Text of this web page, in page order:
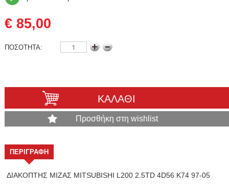
€ 85,00
ΠΟΣΟΤΗΤΑ:
ΚΑΛΑΘΙ
Προσθήκη στη wishlist
ΠΕΡΙΓΡΑΦΗ
ΔΙΑΚΟΠΤΗΣ ΜΙΖΑΣ MITSUBISHI L200 2.5TD 4D56 K74 97-05